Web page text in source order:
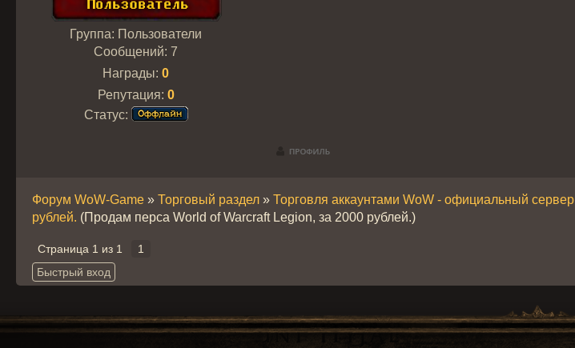
Группа: Пользователи
Сообщений: 7
Награды: 0
Репутация: 0
Статус:
Форум WoW-Game » Торговый раздел » Торговля аккаунтами WoW - официальный сервер
рублей. (Продам перса World of Warcraft Legion, за 2000 рублей.)
Страница 1 из 1 1